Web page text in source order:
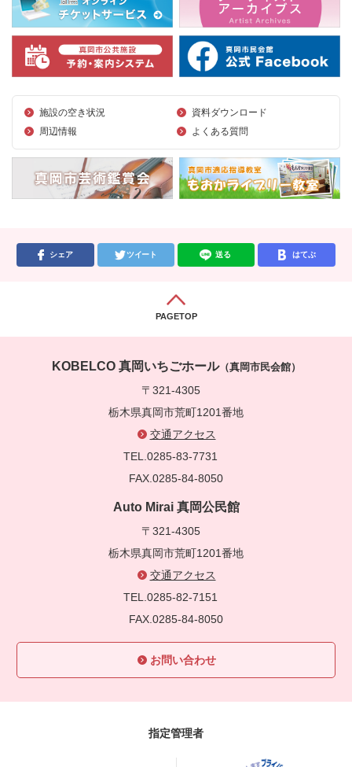
施設の空き状況
資料ダウンロード
周辺情報
よくある質問
シェア ツイート 送る はてぶ
PAGETOP
KOBELCO 真岡いちごホール（真岡市民会館）
〒321-4305
栃木県真岡市荒町1201番地
交通アクセス
TEL.0285-83-7731
FAX.0285-84-8050
Auto Mirai 真岡公民館
〒321-4305
栃木県真岡市荒町1201番地
交通アクセス
TEL.0285-82-7151
FAX.0285-84-8050
お問い合わせ
指定管理者